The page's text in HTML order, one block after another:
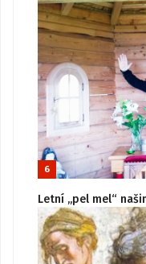
6
Letní „pel mel“